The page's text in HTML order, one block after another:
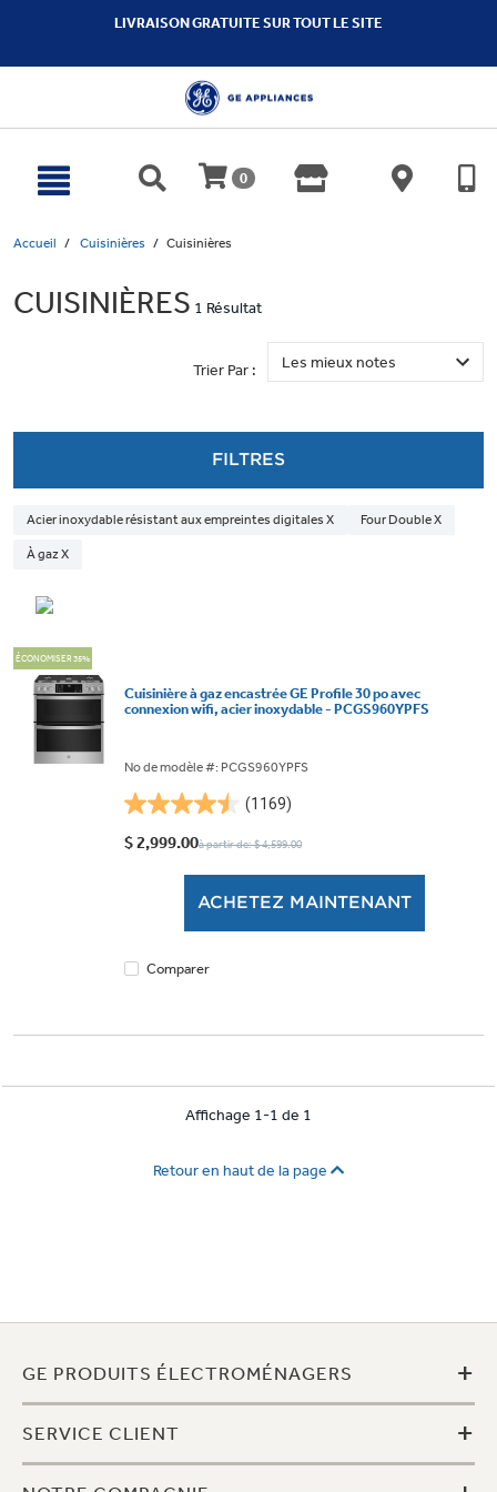
LIVRAISON GRATUITE SUR TOUT LE SITE
0
Accueil Cuisinières Cuisinières
CUISINIÈRES 1 Résultat
Trier Par :
FILTRES
Acier inoxydable résistant aux empreintes digitales X Four Double X
À gaz X
ÉCONOMISER 35%
Cuisinière à gaz encastrée GE Profile 30 po avec
connexion wifi, acier inoxydable - PCGS960YPFS
No de modèle #: PCGS960YPFS
(1169)
4.5
étoile(s)
$ 2,999.00à partir de: $ 4,599.00
ACHETEZ MAINTENANT
Comparer
Affichage 1-1 de 1
Retour en haut de la page
GE PRODUITS ÉLECTROMÉNAGERS +
SERVICE CLIENT +